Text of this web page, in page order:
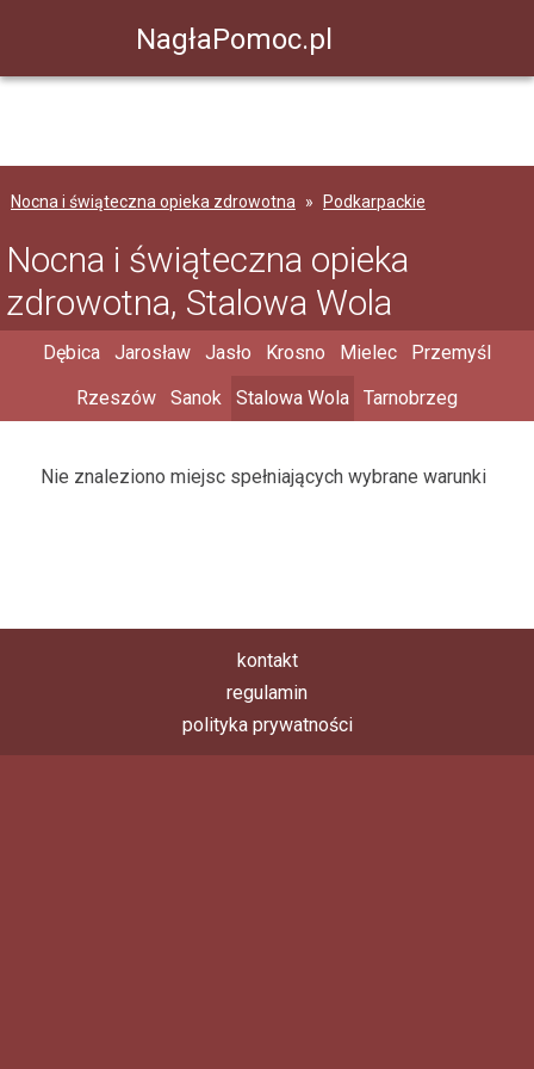
NagłaPomoc.pl
Nocna i świąteczna opieka zdrowotna Podkarpackie
Nocna i świąteczna opieka
zdrowotna, Stalowa Wola
Dębica Jarosław Jasło Krosno Mielec
Przemyśl
Rzeszów
Sanok Stalowa Wola Tarnobrzeg
Nie znaleziono miejsc spełniających wybrane warunki
kontakt
regulamin
polityka prywatności